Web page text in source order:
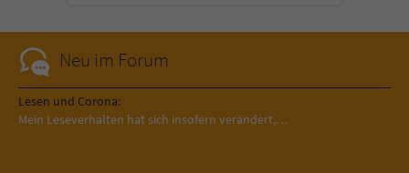
Neu im Forum
Lesen und Corona:
Mein Leseverhalten hat sich insofern verändert,…